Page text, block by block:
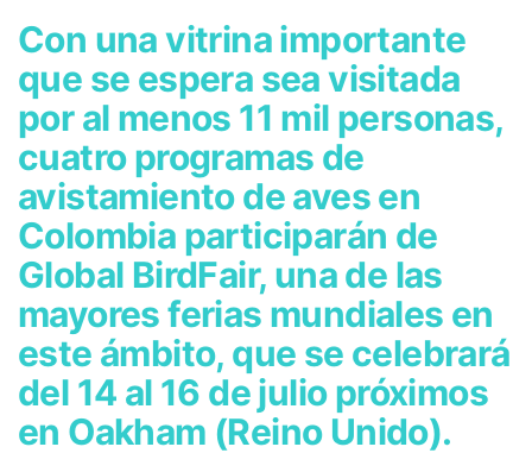
Con una vitrina importante
que se espera sea visitada
por al menos 11 mil personas,
cuatro programas de
avistamiento de aves en
Colombia participarán de
Global BirdFair, una de las
mayores ferias mundiales en
este ámbito, que se celebrará
del 14 al 16 de julio próximos
en Oakham (Reino Unido).